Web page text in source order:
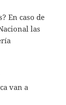
En caso de
las
van a